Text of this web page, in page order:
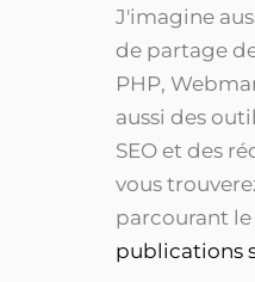
J'imagine
de partage
PHP,
aussi des
SEO et des
vous
parcourant le
publications